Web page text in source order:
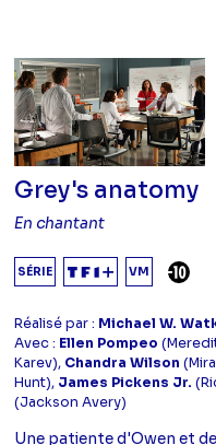
Grey's anatomy
En chantant
SÉRIE VM
Réalisé par : Michael W.
Avec : Ellen Pompeo
Karev), Chandra Wilson
Hunt), James Pickens Jr.
(Jackson Avery)
Une patiente d'Owen et